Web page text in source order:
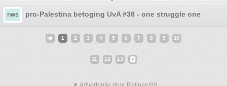
nws pro-Palestina betoging UvA #38 - one struggle one fight
1 2 3 4 5 6 7 8 9 10
11 12 13